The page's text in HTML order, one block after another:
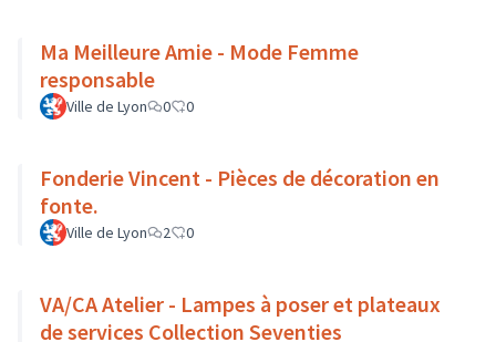
Ma Meilleure Amie - Mode Femme
responsable
Ville de Lyon 0 0
Fonderie Vincent - Pièces de décoration en
fonte.
Ville de Lyon 2 0
VA/CA Atelier - Lampes à poser et plateaux
de services Collection Seventies